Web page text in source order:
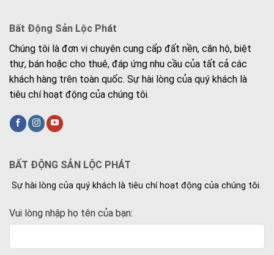
Bất Động Sản Lộc Phát
Chúng tôi là đơn vị chuyên cung cấp đất nền, căn hộ, biệt
thự, bán hoặc cho thuê, đáp ứng nhu cầu của tất cả các
khách hàng trên toàn quốc. Sự hài lòng của quý khách là
tiêu chí hoạt động của chúng tôi.
BẤT ĐỘNG SẢN LỘC PHÁT
Sự hài lòng của quý khách là tiêu chí hoạt động của chúng tôi.
Vui lòng nhập họ tên của bạn: